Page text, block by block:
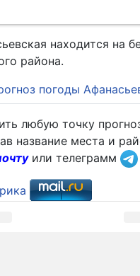
находится на
района.
погоды
любую точку
название места и
или телеграмм